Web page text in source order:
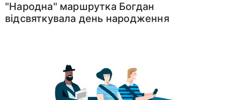
"Народна" маршрутка Богдан
відсвяткувала день народження